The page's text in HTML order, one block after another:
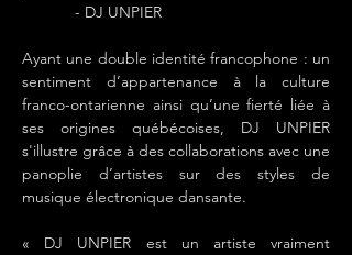
- DJ UNPIER
Ayant une double identité francophone : un
sentiment d’appartenance à la culture
franco-ontarienne ainsi qu’une fierté liée à
ses origines québécoises, DJ UNPIER
s'illustre grâce à des collaborations avec une
panoplie d’artistes sur des styles de
musique électronique dansante.
« DJ UNPIER est un artiste vraiment